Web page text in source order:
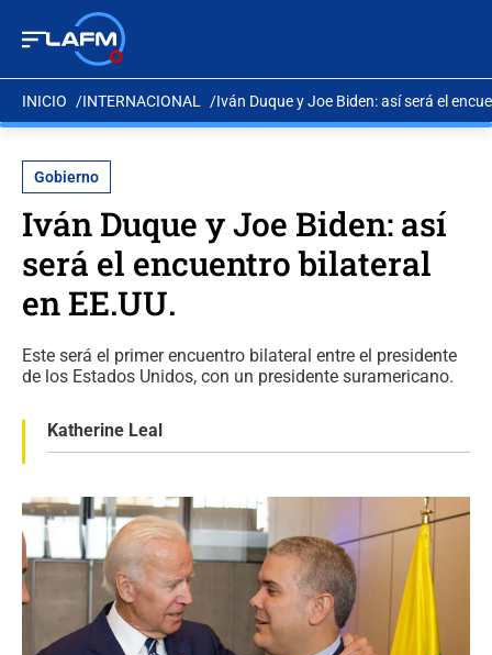
INICIO INTERNACIONAL Iván Duque y Joe Biden: así será el
Gobierno
Iván Duque y Joe Biden: así
será el encuentro bilateral
en EE.UU.
Este será el primer encuentro bilateral entre el presidente
de los Estados Unidos, con un presidente suramericano.
Katherine Leal